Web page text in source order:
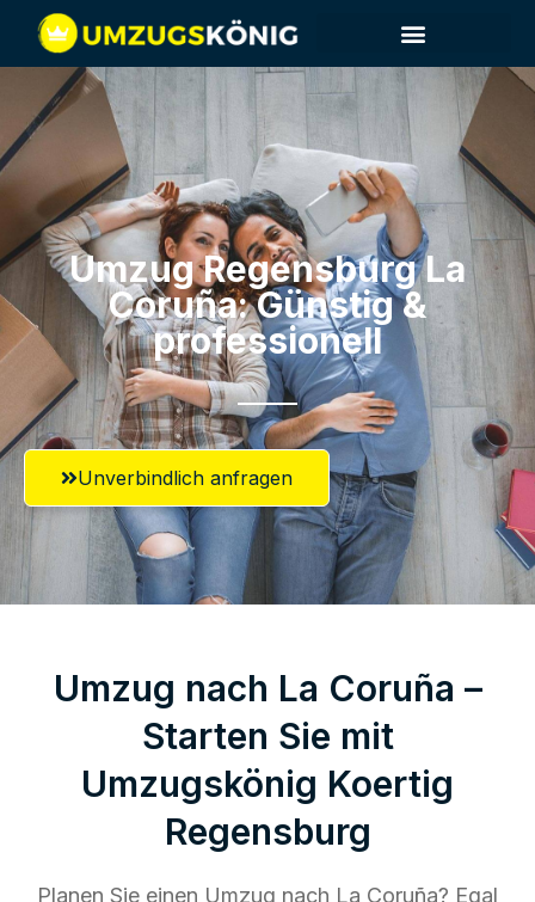
Umzug Regensburg​ La
Coruña: Günstig &
professionell​
Unverbindlich anfragen
Umzug nach La Coruña –
Starten Sie mit
Umzugskönig Koertig
Regensburg
Planen Sie einen Umzug nach La Coruña? Egal